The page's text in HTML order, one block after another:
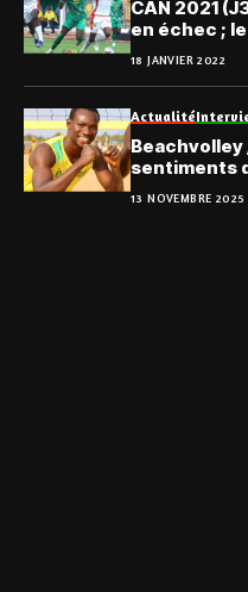
CAN 2021
en échec ;
18 JANVIER 2022
Actualité
Beachvolley
sentiments
13 NOVEMBRE 2025